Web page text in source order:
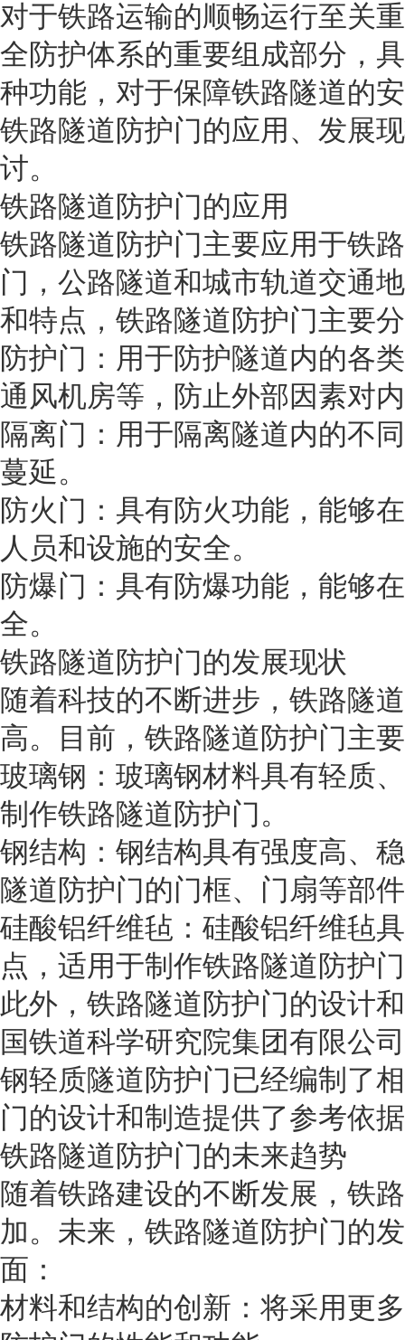
对于铁路运输的顺畅运行至关
全防护体系的重要组成部分，
种功能，对于保障铁路隧道的
铁路隧道防护门的应用、发展
讨。
铁路隧道防护门的应用
铁路隧道防护门主要应用于铁
门，公路隧道和城市轨道交通
和特点，铁路隧道防护门主要
防护门：用于防护隧道内的各
通风机房等，防止外部因素对
隔离门：用于隔离隧道内的不
蔓延。
防火门：具有防火功能，能够
人员和设施的安全。
防爆门：具有防爆功能，能够
全。
铁路隧道防护门的发展现状
随着科技的不断进步，铁路隧
高。目前，铁路隧道防护门主
玻璃钢：玻璃钢材料具有轻质
制作铁路隧道防护门。
钢结构：钢结构具有强度高、
隧道防护门的门框、门扇等部
硅酸铝纤维毡：硅酸铝纤维毡
点，适用于制作铁路隧道防护
此外，铁路隧道防护门的设计
国铁道科学研究院集团有限公
钢轻质隧道防护门已经编制了
门的设计和制造提供了参考依
铁路隧道防护门的未来趋势
随着铁路建设的不断发展，铁
加。未来，铁路隧道防护门的
面：
材料和结构的创新：将采用更